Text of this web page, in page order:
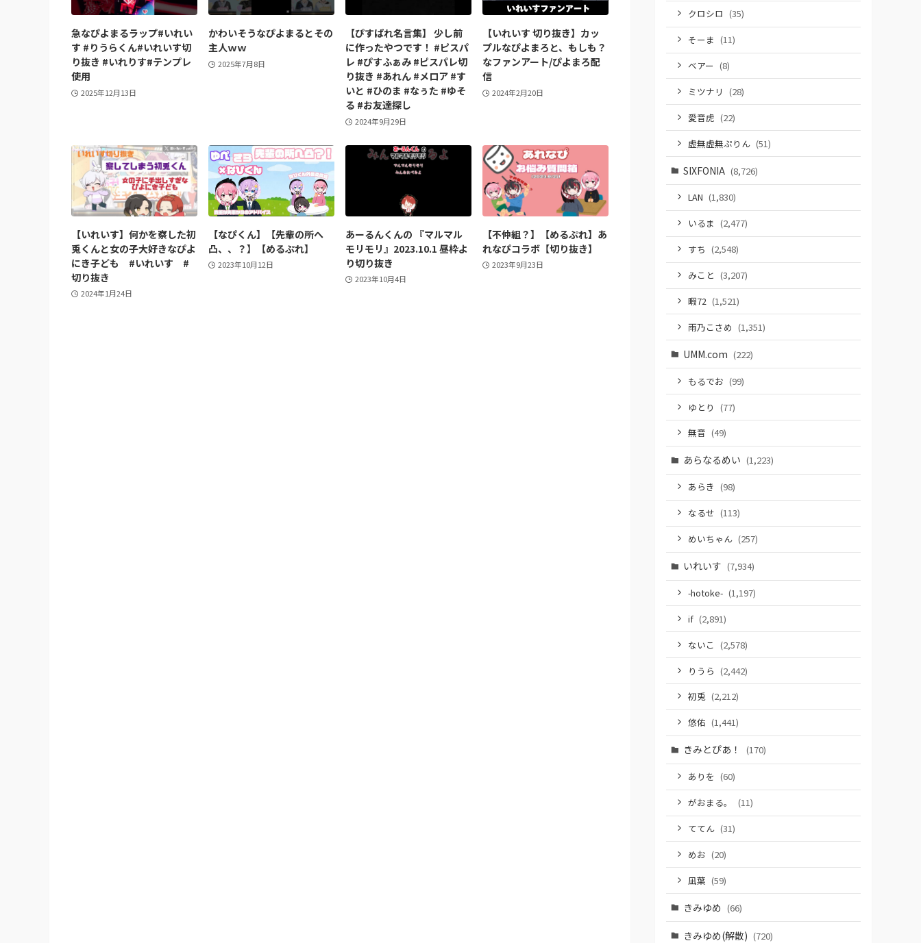
急なぴよまるラップ#いれい
す #りうらくん#いれいす切
り抜き #いれりす#テンプレ
使用
2025年12月13日
かわいそうなぴよまるとその
主人ｗｗ
2025年7月8日
【ぴすぱれ名言集】 少し前
に作ったやつです！ #ピスパ
レ #ぴすふぁみ #ピスパレ切
り抜き #あれん #メロア #す
いと #ひのま #なぅた #ゆそ
る #お友達探し
2024年9月29日
【いれいす 切り抜き】カッ
プルなぴよまろと、もしも？
なファンアート/ぴよまろ配
信
2024年2月20日
【いれいす】何かを察した初
兎くんと女の子大好きなぴよ
にき子ども #いれいす #
切り抜き
2024年1月24日
【なぴくん】【先輩の所へ
凸、、？】【めるぷれ】
2023年10月12日
あーるんくんの 『マルマル
モリモリ』2023.10.1 昼枠よ
り切り抜き
2023年10月4日
【不仲組？】【めるぷれ】あ
れなぴコラボ【切り抜き】
2023年9月23日
クロシロ (35)
そーま (11)
ベアー (8)
ミツナリ (28)
愛音虎 (22)
虚無虚無ぷりん (51)
SIXFONIA (8,726)
LAN (1,830)
いるま (2,477)
すち (2,548)
みこと (3,207)
暇72 (1,521)
雨乃こさめ (1,351)
UMM.com (222)
もるでお (99)
ゆとり (77)
無音 (49)
あらなるめい (1,223)
あらき (98)
なるせ (113)
めいちゃん (257)
いれいす (7,934)
-hotoke- (1,197)
if (2,891)
ないこ (2,578)
りうら (2,442)
初兎 (2,212)
悠佑 (1,441)
きみとぴあ！ (170)
ありを (60)
がおまる。
(11)
ててん (31)
めお (20)
凪葉 (59)
きみゆめ (66)
きみゆめ(解散) (720)